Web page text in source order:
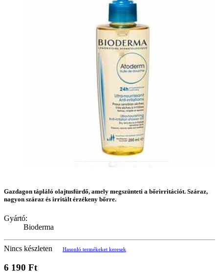
Gazdagon tápláló olajtusfürdő, amely megszünteti a bőrirritációt. Száraz,
nagyon száraz és irritált érzékeny bőrre.
Gyártó:
Bioderma
Nincs készleten Hasonló termékeket keresek
6 190 Ft